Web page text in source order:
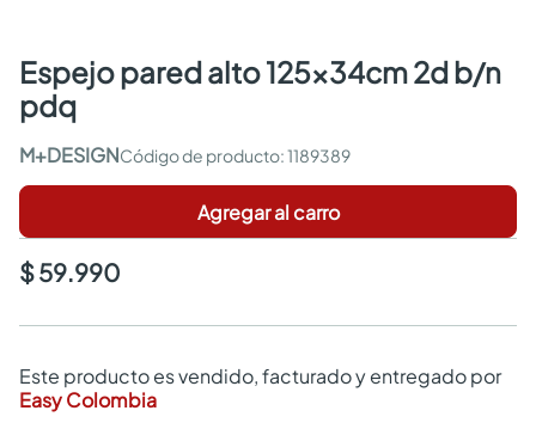
espejo pared alto 125x34cm 2d b/n
pdq
M+DESIGN :1189389
Agregar al carro
$ 59.990
Este producto es vendido, facturado y entregado por
Easy Colombia